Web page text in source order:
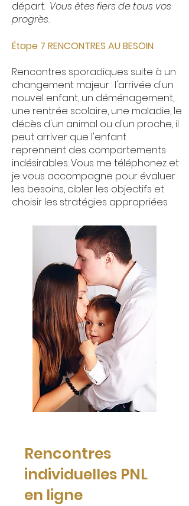
départ. Vous êtes fiers de tous vos
progrès.
Étape 7 RENCONTRES AU BESOIN
Rencontres sporadiques suite à un
changement majeur : l'arrivée d'un
nouvel enfant, un déménagement,
une rentrée scolaire, une maladie, le
décès d'un animal ou d'un proche, il
peut arriver que l'enfant
reprennent des comportements
indésirables. Vous me téléphonez et
je vous accompagne pour évaluer
les besoins, cibler les objectifs et
choisir les stratégies appropriées.
Rencontres
individuelles PNL
en ligne